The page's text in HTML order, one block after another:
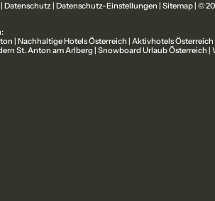
| Datenschutz | Datenschutz-Einstellungen | Sitemap | ©
| Nachhaltige Hotels Österreich | Aktivhotels Österreich
St. Anton am Arlberg | Snowboard Urlaub Österreich |